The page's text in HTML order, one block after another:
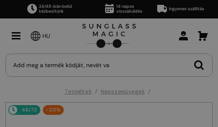
24/48 órán belül
kézbesítünk
14 napos
visszaküldés
Ingyenes szállítás
HU
Termékek Napszemüvegek
48/72 -20%